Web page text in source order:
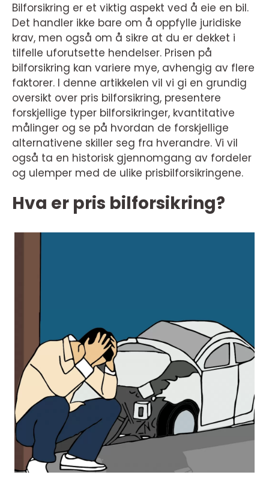
Bilforsikring er et viktig aspekt ved å eie en bil.
Det handler ikke bare om å oppfylle juridiske
krav, men også om å sikre at du er dekket i
tilfelle uforutsette hendelser. Prisen på
bilforsikring kan variere mye, avhengig av flere
faktorer. I denne artikkelen vil vi gi en grundig
oversikt over pris bilforsikring, presentere
forskjellige typer bilforsikringer, kvantitative
målinger og se på hvordan de forskjellige
alternativene skiller seg fra hverandre. Vi vil
også ta en historisk gjennomgang av fordeler
og ulemper med de ulike prisbilforsikringene.
Hva er pris bilforsikring?